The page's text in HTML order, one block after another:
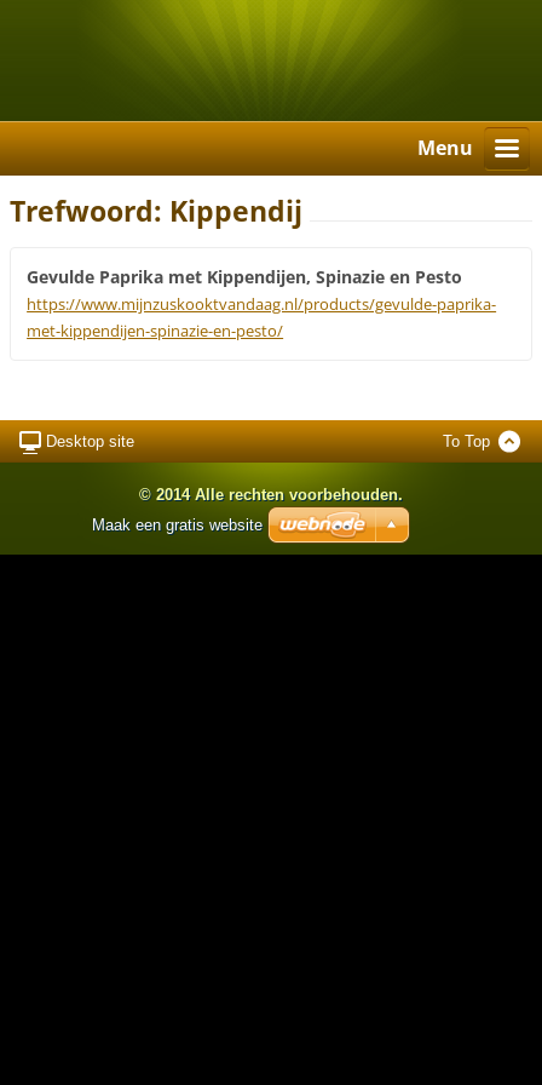
Menu
Trefwoord: Kippendij
Gevulde Paprika met Kippendijen, Spinazie en Pesto
https://www.mijnzuskooktvandaag.nl/products/gevulde-paprika-
met-kippendijen-spinazie-en-pesto/
Desktop site To Top
© 2014 Alle rechten voorbehouden.
Maak een gratis website